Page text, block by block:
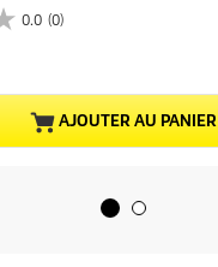
0.0 (0)
AJOUTER AU PANIER